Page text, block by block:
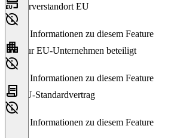
Serverstandort EU
Keine Informationen zu diesem Feature
Nur EU-Unternehmen beteiligt
Keine Informationen zu diesem Feature
EU-Standardvertrag
Keine Informationen zu diesem Feature